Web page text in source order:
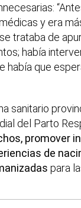
y era
trataba de
había
había que
sanitario
del Parto
promover
de
para